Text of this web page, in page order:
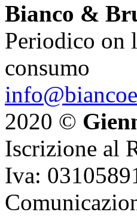
Bianco &
Periodico on
consumo
2020 ©
Iscrizione al
Iva: